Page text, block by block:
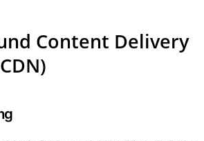
Content Delivery